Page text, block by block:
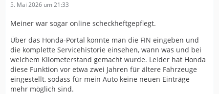
5. Mai 2026 um 21:33
Meiner war sogar online scheckheftgepflegt.
Über das Honda-Portal konnte man die FIN eingeben und
die komplette Servicehistorie einsehen, wann was und bei
welchem Kilometerstand gemacht wurde. Leider hat Honda
diese Funktion vor etwa zwei Jahren für ältere Fahrzeuge
eingestellt, sodass für mein Auto keine neuen Einträge
mehr möglich sind.